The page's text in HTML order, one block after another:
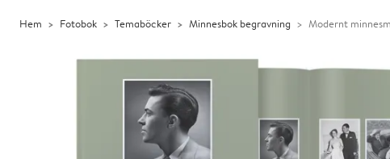
Hem Fotobok Temaböcker Minnesbok begravning Modernt